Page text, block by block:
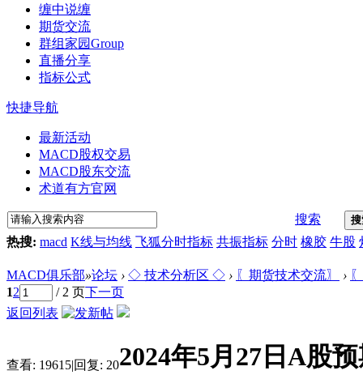
缠中说缠
期货交流
群组家园Group
直播分享
指标公式
快捷导航
最新活动
MACD股权交易
MACD股东交流
术道有方官网
搜索
热搜: macd K线与均线 飞狐分时指标 共振指标 分时 橡胶 牛股
MACD俱乐部»论坛 › ◇ 技术分析区 ◇ › 〖期货技术交流〗 ›
12 / 2 页下一页
返回列表
查看: 19615|回复: 202024年5月27日A股